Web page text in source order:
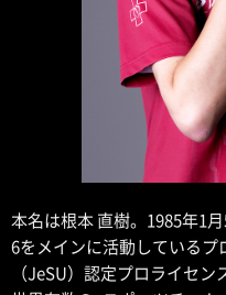
本名は根本 直樹。1985年1
6をメインに活動しているプ
（JeSU）認定プロライセ